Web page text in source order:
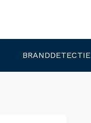
BRANDDETECTIE